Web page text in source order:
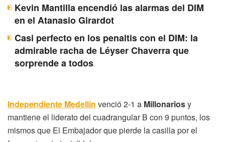
Kevin Mantilla encendió las alarmas del DIM
en el Atanasio Girardot
Casi perfecto en los penaltis con el DIM: la
admirable racha de Léyser Chaverra que
sorprende a todos
Independiente Medellín venció 2-1 a Millonariosy
mantiene el liderato del cuadrangular B con 9 puntos, los
mismos que El Embajador que pierde la casilla por el